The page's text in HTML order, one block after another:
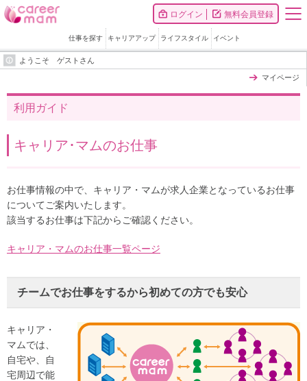
ログイン 無料会員登録
仕事を探す キャリアアップ ライフスタイル イベント
ようこそ ゲストさん
マイページ
利用ガイド
キャリア･マムのお仕事
お仕事情報の中で、キャリア・マムが求人企業となっているお仕事
についてご案内いたします。
該当するお仕事は下記からご確認ください。
キャリア・マムのお仕事一覧ページ
チームでお仕事をするから初めての方でも安心
キャリア・
マムでは、
自宅や、自
宅周辺で能